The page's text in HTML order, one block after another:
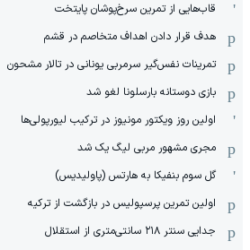
قاب‌هایی از تمرین سرخ‌پوشان پایتخت
هدف قرار دادن اهداف متخاصم در قشم
‏تمرینات نفس‌گیر سرمربی یونانی در تالار مشحون
بازی دوستانه بارسلونا لغو شد
اولین روز ویکتور مونیوز در ترکیب لیورپولی‌ها
مجری مشهور مربی لیگ یک شد
گل سوم بنفیکا به هارتس (پاولیدیس)
اولین تمرین پرسپولیس در بازگشت از ترکیه
جدایی سنتر ۲۱۸ سانتی‌متری از استقلال